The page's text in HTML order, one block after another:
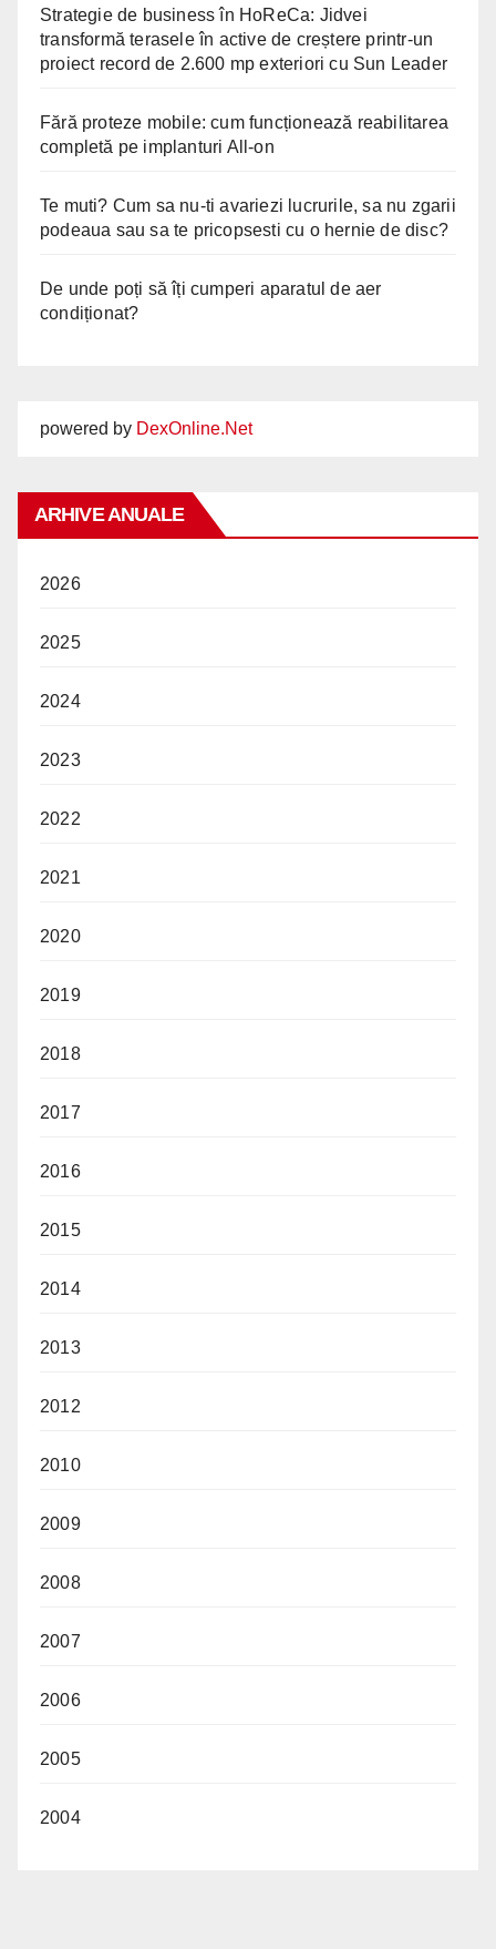
Strategie de business în HoReCa: Jidvei
transformă terasele în active de creștere printr-un
proiect record de 2.600 mp exteriori cu Sun Leader
Fără proteze mobile: cum funcționează reabilitarea
completă pe implanturi All-on
Te muti? Cum sa nu-ti avariezi lucrurile, sa nu zgarii
podeaua sau sa te pricopsesti cu o hernie de disc?
De unde poți să îți cumperi aparatul de aer
condiționat?
powered by DexOnline.Net
ARHIVE ANUALE
2026
2025
2024
2023
2022
2021
2020
2019
2018
2017
2016
2015
2014
2013
2012
2010
2009
2008
2007
2006
2005
2004